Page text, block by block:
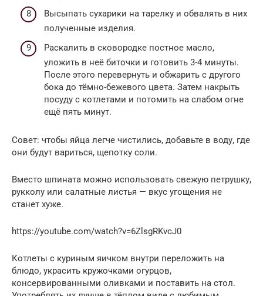
Высыпать сухарики на тарелку и обвалять в них
полученные изделия.
Раскалить в сковородке постное масло,
уложить в неё биточки и готовить 3-4 минуты.
После этого перевернуть и обжарить с другого
бока до тёмно-бежевого цвета. Затем накрыть
посуду с котлетами и потомить на слабом огне
ещё пять минут.
Совет: чтобы яйца легче чистились, добавьте в воду, где
они будут вариться, щепотку соли.
Вместо шпината можно использовать свежую петрушку,
рукколу или салатные листья — вкус угощения не
станет хуже.
https://youtube.com/watch?v=6ZlsgRKvcJ0
Котлеты с куриным яичком внутри переложить на
блюдо, украсить кружочками огурцов,
консервированными оливками и поставить на стол.